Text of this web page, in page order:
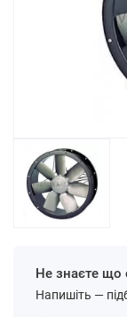
Не знаєте що
Напишіть —